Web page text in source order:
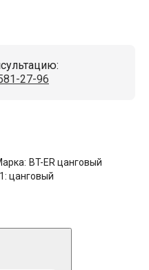
27-96
BT-ER цанговый
цанговый